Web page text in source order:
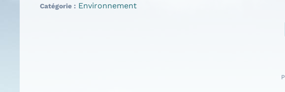
Catégorie Environnement